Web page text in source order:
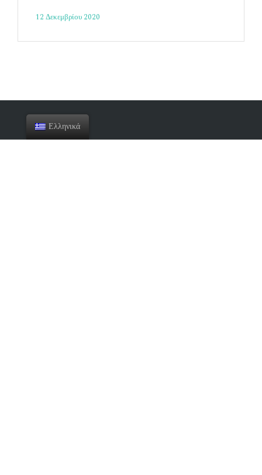
12 Δεκεμβρίου 2020
Ελληνικά